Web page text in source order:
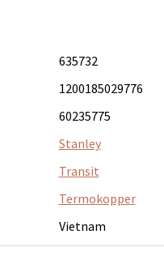
635732
1200185029776
60235775
Stanley
Transit
Termokopper
Vietnam